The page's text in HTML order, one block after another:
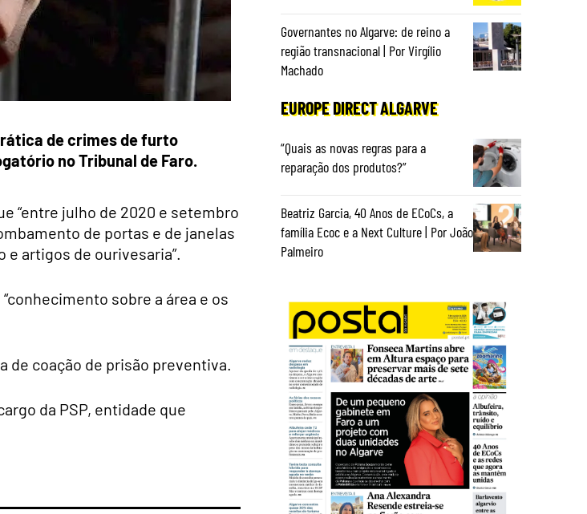
de crimes de furto
no Tribunal de Faro.
“entre julho de 2020 e setembro
de portas e de janelas
artigos de ourivesaria”.
sobre a área e os
de coação de prisão preventiva.
da PSP, entidade que
Governantes no Algarve: de reino a
região transnacional | Por Virgílio
Machado
EUROPE DIRECT ALGARVE
“Quais as novas regras para a
reparação dos produtos?”
Beatriz Garcia, 40 Anos de ECoCs, a
família Ecoc e a Next Culture | Por João
Palmeiro